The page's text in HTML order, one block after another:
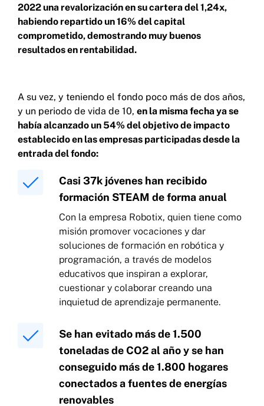
2022 una revalorización en su cartera del 1,24x,
habiendo repartido un 16% del capital
comprometido, demostrando muy buenos
resultados en rentabilidad.
A su vez, y teniendo el fondo poco más de dos años,
y un periodo de vida de 10, en la misma fecha ya se
había alcanzado un 54% del objetivo de impacto
establecido en las empresas participadas desde la
entrada del fondo:
Casi 37k jóvenes han recibido
formación STEAM de forma anual
Con la empresa Robotix, quien tiene como
misión promover vocaciones y dar
soluciones de formación en robótica y
programación, a través de modelos
educativos que inspiran a explorar,
cuestionar y colaborar creando una
inquietud de aprendizaje permanente.
Se han evitado más de 1.500
toneladas de CO2 al año y se han
conseguido más de 1.800 hogares
conectados a fuentes de energías
renovables